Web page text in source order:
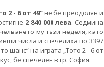
2 - 6 от 49“не бе преодолян и
2 840 000 лева. Седмина
му тази неделя, като
числа и спечелиха по 3397
шанс“ на играта „Тото 2 - 6 от
бе спечелен в гр. София.